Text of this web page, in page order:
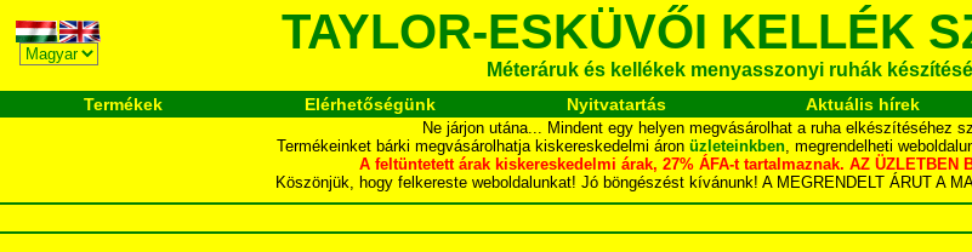
TAYLOR-ESKÜVŐI KELLÉK
Méteráruk és kellékek menyasszonyi ruhák
Termékek Elérhetőségünk Nyitvatartás Aktuális hírek
Ne járjon utána... Mindent egy helyen megvásárolhat a ruha elkészítéséhez
Termékeinket bárki megvásárolhatja kiskereskedelmi áron üzleteinkben, megrendelheti
A feltüntetett árak kiskereskedelmi árak, 27% ÁFA-t tartalmaznak. AZ ÜZLETBEN
Köszönjük, hogy felkereste weboldalunkat! Jó böngészést kívánunk! A MEGRENDELT ÁRUT A